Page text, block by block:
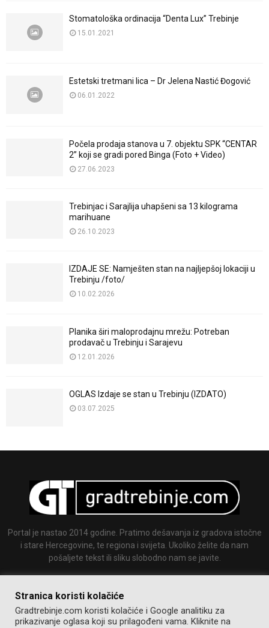
Stomatološka ordinacija “Denta Lux” Trebinje
15.01.2021
Estetski tretmani lica – Dr Jelena Nastić Đogović
06.01.2022
Počela prodaja stanova u 7. objektu SPK “CENTAR
2” koji se gradi pored Binga (Foto + Video)
27.06.2023
Trebinjac i Sarajlija uhapšeni sa 13 kilograma
marihuane
26.10.2023
IZDAJE SE: Namješten stan na najljepšoj lokaciji u
Trebinju /foto/
10.02.2026
Planika širi maloprodajnu mrežu: Potreban
prodavač u Trebinju i Sarajevu
12.01.2026
OGLAS Izdaje se stan u Trebinju (IZDATO)
03.07.2025
Portal je nastao 2014 godine. Pratimo dešavanja iz gradova istočne
i stare Hercegovine, te regiona i svijeta. Ukoliko želite da nam
pošaljete tekst ili sliku slobodno nam se javite.
Stranica koristi kolačiće
Gradtrebinje.com koristi kolačiće i Google analitiku za
prikazivanje oglasa koji su prilagođeni vama. Kliknite na